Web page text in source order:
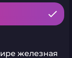
железная